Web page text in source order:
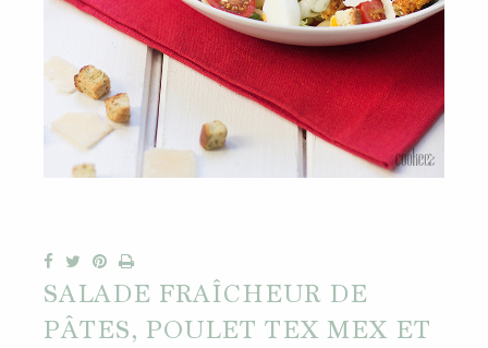
SALADE FRAÎCHEUR DE
PÂTES, POULET TEX MEX ET